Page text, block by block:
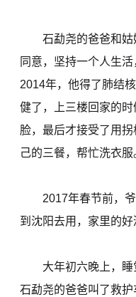
石勐尧的爸爸和姑
同意，坚持一个人生
2014年，他得了肺结
健了，上三楼回家的
脸，最后才接受了用
己的三餐，帮忙洗衣服
2017年春节前，爷
到沈阳去用，家里的好
大年初六晚上，睡
石勐尧的爸爸叫了救护